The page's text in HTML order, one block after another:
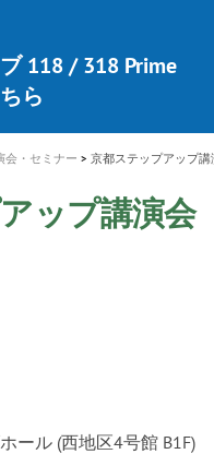
contributes to your
ス フロー
ら
ロジーブック」公
ジ）ブロック テクノ
ィオン®
for DH
118 / 318 Prime
ら
新発売
会・セミナー 京都ステップアップ講
ップ講演会
ール (西地区4号館 B1F)